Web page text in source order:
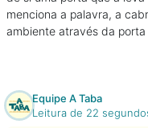
menciona a palavra, a
ambiente através da porta
Equipe A Taba
Leitura de 22